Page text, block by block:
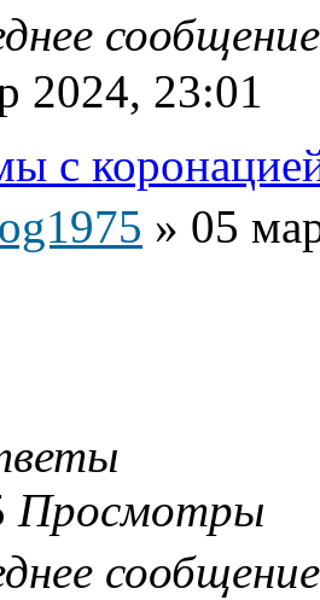
2024, 23:01
с
» 05
Просмотры